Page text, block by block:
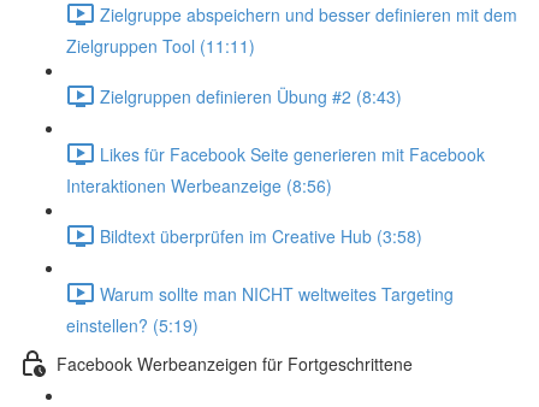
Zielgruppe abspeichern und besser definieren mit dem
Zielgruppen Tool (11:11)
Zielgruppen definieren Übung #2 (8:43)
Likes für Facebook Seite generieren mit Facebook
Interaktionen Werbeanzeige (8:56)
Bildtext überprüfen im Creative Hub (3:58)
Warum sollte man NICHT weltweites Targeting
einstellen? (5:19)
Facebook Werbeanzeigen für Fortgeschrittene